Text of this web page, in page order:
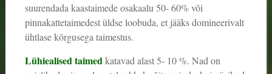
suurendada kaastaimede osakaalu 50- 60% või
pinnakattetaimedest üldse loobuda, et jääks domineerivalt
ühtlase kõrgusega taimestus.
Lühiealised taimed katavad alast 5- 10 %. Nad on